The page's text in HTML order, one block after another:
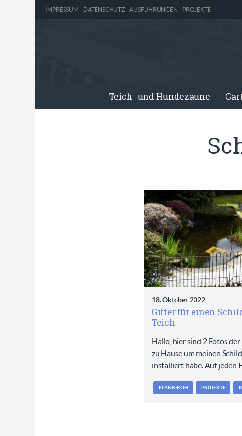
IMPRESSUM DATENSCHUTZ AUSFÜHRUNGEN PROJEKTE
Teich- und Hundezäune
18. Oktober 2022
Gitter für einen
Teich
Hallo, hier sind 2 Fotos
zu Hause um meinen
installiert habe. Auf jeden
BLANK-ROH PROJEKTE